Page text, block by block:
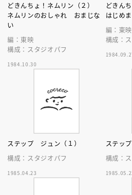
どきんちょ！ネムリン（２）
ネムリンのおしゃれ おまじな
い
編：東映
構成：スタジオパフ
1984.10.30
どきん
はじめ
編：東映
構成：
ステップ ジュン（１）
構成：スタジオパフ
1985.04.23
ステッ
構成：